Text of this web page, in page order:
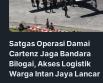
Satgas Operasi Damai
Cartenz Jaga Bandara
Bilogai, Akses Logistik
Warga Intan Jaya Lancar